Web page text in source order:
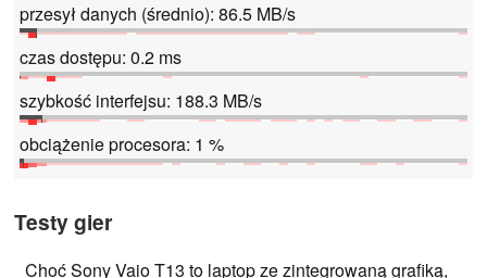
przesył danych (średnio): 86.5 MB/s
czas dostępu: 0.2 ms
szybkość interfejsu: 188.3 MB/s
obciążenie procesora: 1 %
Testy gier
Choć Sony Vaio T13 to laptop ze zintegrowaną grafiką,